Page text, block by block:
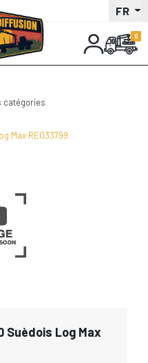
FR
catégories
Max RE033799
Suèdois Log Max